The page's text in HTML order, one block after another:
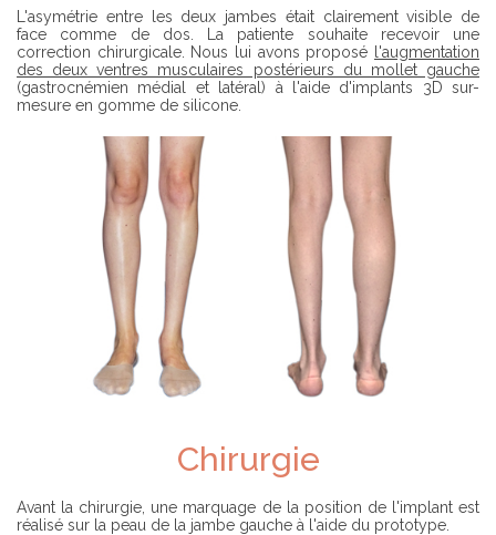
V
E
R
U
N
C
H
L'asymétrie entre les deux jambes était clairement visible de
face comme de dos. La patiente souhaite recevoir une
correction chirurgicale. Nous lui avons proposé
l'augmentation
des deux ventres musculaires postérieurs du mollet gauche
(gastrocnémien médial et latéral) à l'aide d'implants 3D sur-
mesure en gomme de silicone.
Chirurgie
Avant la chirurgie, une marquage de la position de l'implant est
réalisé sur la peau de la jambe gauche à l'aide du prototype.